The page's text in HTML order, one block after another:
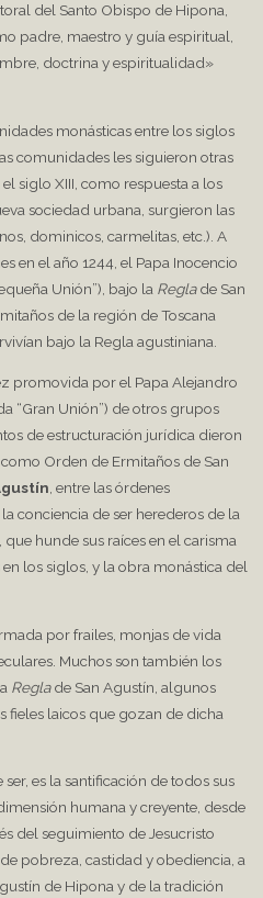
del Santo Obispo de Hipona,
padre, maestro y guía espiritual,
doctrina y espiritualidad»
monásticas entre los siglos
comunidades les siguieron otras
siglo XIII, como respuesta a los
sociedad urbana, surgieron las
dominicos, carmelitas, etc.). A
en el año 1244, el Papa Inocencio
Unión”), bajo la Reglade San
de la región de Toscana
bajo la Regla agustiniana.
promovida por el Papa Alejandro
“Gran Unión”) de otros grupos
de estructuración jurídica dieron
Orden de Ermitaños de San
, entre las órdenes
conciencia de ser herederos de la
hunde sus raíces en el carisma
los siglos, y la obra monástica del
por frailes, monjas de vida
Muchos son también los
Reglade San Agustín, algunos
fieles laicos que gozan de dicha
ser, es la santificación de todos sus
humana y creyente, desde
del seguimiento de Jesucristo
pobreza, castidad y obediencia, a
de Hipona y de la tradición